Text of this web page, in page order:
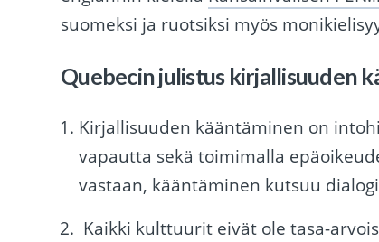
suomeksi ja ruotsiksi myös
Quebecin julistus kirjallisuuden
Kirjallisuuden kääntäminen on
vapautta sekä toimimalla
vastaan, kääntäminen kutsuu
Kaikki kulttuurit eivät ole tasa-